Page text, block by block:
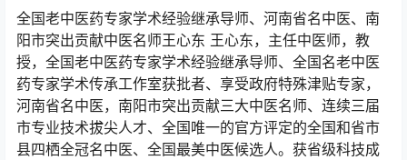
全国老中医药专家学术经验继承导师、河南省名中医、南
阳市突出贡献中医名师王心东 王心东，主任中医师，教
授，全国老中医药专家学术经验继承导师、全国名老中医
药专家学术传承工作室获批者、享受政府特殊津贴专家，
河南省名中医，南阳市突出贡献三大中医名师、连续三届
市专业技术拔尖人才、全国唯一的官方评定的全国和省市
县四栖全冠名中医、全国最美中医候选人。获省级科技成